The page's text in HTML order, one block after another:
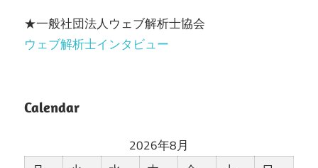
★一般社団法人ウェブ解析士協会
ウェブ解析士インタビュー
Calendar
2026年8月